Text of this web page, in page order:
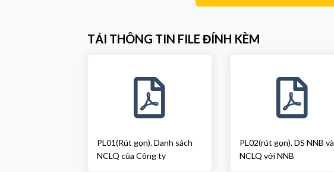
TẢI THÔNG TIN FILE ĐÍNH KÈM
PL01(Rút gọn). Danh sách
NCLQ của Công ty
PL02(rút gọn). DS NNB và
NCLQ với NNB